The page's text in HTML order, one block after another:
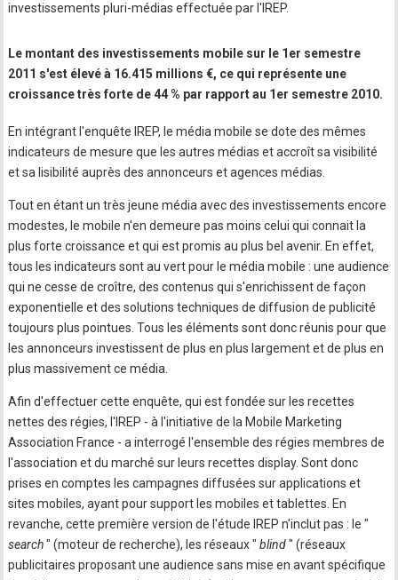
investissements pluri-médias effectuée par l'IREP.
Le montant des investissements mobile sur le 1er semestre
2011 s'est élevé à 16.415 millions €, ce qui représente une
croissance très forte de 44 % par rapport au 1er semestre 2010.
En intégrant l'enquête IREP, le média mobile se dote des mêmes
indicateurs de mesure que les autres médias et accroît sa visibilité
et sa lisibilité auprès des annonceurs et agences médias.
Tout en étant un très jeune média avec des investissements encore
modestes, le mobile n'en demeure pas moins celui qui connait la
plus forte croissance et qui est promis au plus bel avenir. En effet,
tous les indicateurs sont au vert pour le média mobile : une audience
qui ne cesse de croître, des contenus qui s'enrichissent de façon
exponentielle et des solutions techniques de diffusion de publicité
toujours plus pointues. Tous les éléments sont donc réunis pour que
les annonceurs investissent de plus en plus largement et de plus en
plus massivement ce média.
Afin d'effectuer cette enquête, qui est fondée sur les recettes
nettes des régies, l'IREP - à l'initiative de la Mobile Marketing
Association France - a interrogé l'ensemble des régies membres de
l'association et du marché sur leurs recettes display. Sont donc
prises en comptes les campagnes diffusées sur applications et
sites mobiles, ayant pour support les mobiles et tablettes. En
revanche, cette première version de l'étude IREP n'inclut pas : le "
search" (moteur de recherche), les réseaux " blind" (réseaux
publicitaires proposant une audience sans mise en avant spécifique